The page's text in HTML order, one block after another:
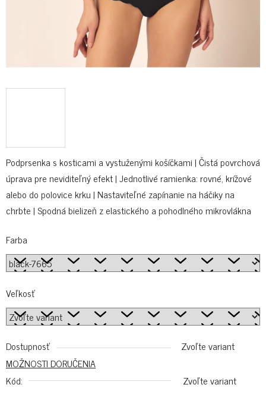
Podprsenka s kosticami a vystuženými košíčkami | Čistá povrchová
úprava pre neviditeľný efekt | Jednotlivé ramienka: rovné, krížové
alebo do polovice krku | Nastaviteľné zapínanie na háčiky na
chrbte | Spodná bielizeň z elastického a pohodlného mikrovlákna
Farba
Veľkosť
Dostupnosť
Zvoľte variant
MOŽNOSTI DORUČENIA
Kód:
Zvoľte variant